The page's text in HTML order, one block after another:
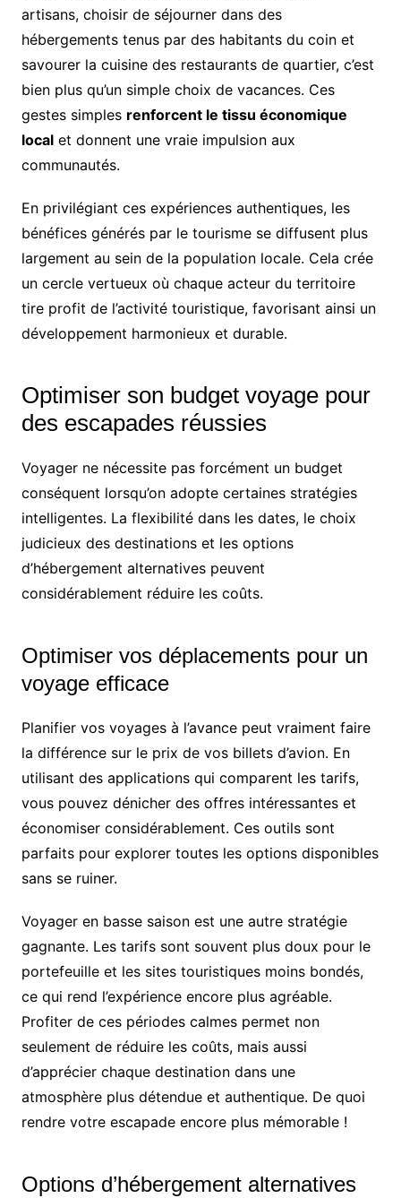
artisans, choisir de séjourner dans des
hébergements tenus par des habitants du coin et
savourer la cuisine des restaurants de quartier, c’est
bien plus qu’un simple choix de vacances. Ces
gestes simples renforcent le tissu économique
localet donnent une vraie impulsion aux
communautés.
En privilégiant ces expériences authentiques, les
bénéfices générés par le tourisme se diffusent plus
largement au sein de la population locale. Cela crée
un cercle vertueux où chaque acteur du territoire
tire profit de l’activité touristique, favorisant ainsi un
développement harmonieux et durable.
Optimiser son budget voyage pour
des escapades réussies
Voyager ne nécessite pas forcément un budget
conséquent lorsqu’on adopte certaines stratégies
intelligentes. La flexibilité dans les dates, le choix
judicieux des destinations et les options
d’hébergement alternatives peuvent
considérablement réduire les coûts.
Optimiser vos déplacements pour un
voyage efficace
Planifier vos voyages à l’avance peut vraiment faire
la différence sur le prix de vos billets d’avion. En
utilisant des applications qui comparent les tarifs,
vous pouvez dénicher des offres intéressantes et
économiser considérablement. Ces outils sont
parfaits pour explorer toutes les options disponibles
sans se ruiner.
Voyager en basse saison est une autre stratégie
gagnante. Les tarifs sont souvent plus doux pour le
portefeuille et les sites touristiques moins bondés,
ce qui rend l’expérience encore plus agréable.
Profiter de ces périodes calmes permet non
seulement de réduire les coûts, mais aussi
d’apprécier chaque destination dans une
atmosphère plus détendue et authentique. De quoi
rendre votre escapade encore plus mémorable !
Options d’hébergement alternatives